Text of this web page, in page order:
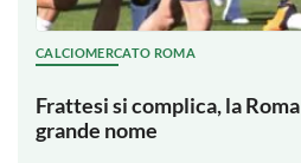
CALCIOMERCATO ROMA
Frattesi si complica, la
grande nome